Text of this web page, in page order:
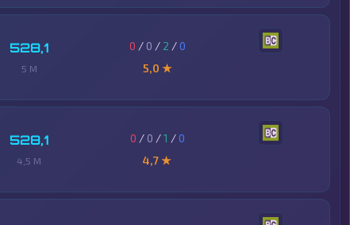
528,1
5 M
0 / 0 / 2 /0
5,0 ★
528,1
4,5 M
0 / 0 /1 /0
4,7 ★